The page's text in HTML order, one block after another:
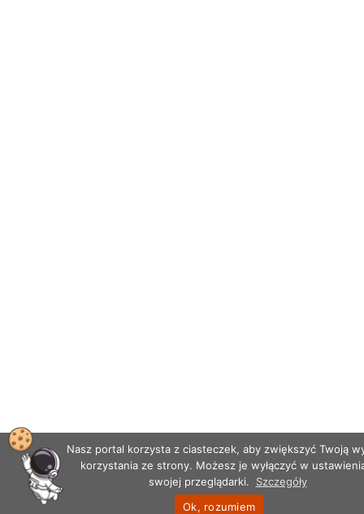
Nasz portal korzysta z ciasteczek, aby zwiększyć Twoją
korzystania ze strony. Możesz je wyłączyć w
swojej przeglądarki.
Szczegóły
Ok, rozumiem